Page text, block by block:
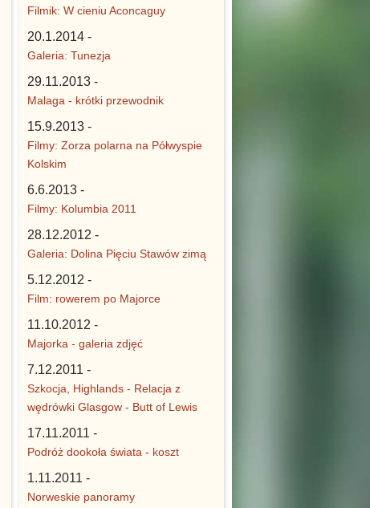
Filmik: W cieniu Aconcaguy
20.1.2014 -
Galeria: Tunezja
29.11.2013 -
Malaga - krótki przewodnik
15.9.2013 -
Filmy: Zorza polarna na Półwyspie
Kolskim
6.6.2013 -
Filmy: Kolumbia 2011
28.12.2012 -
Galeria: Dolina Pięciu Stawów zimą
5.12.2012 -
Film: rowerem po Majorce
11.10.2012 -
Majorka - galeria zdjęć
7.12.2011 -
Szkocja, Highlands - Relacja z
wędrówki Glasgow - Butt of Lewis
17.11.2011 -
Podróż dookoła świata - koszt
1.11.2011 -
Norweskie panoramy